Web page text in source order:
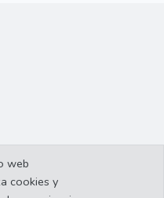
web
cookies y